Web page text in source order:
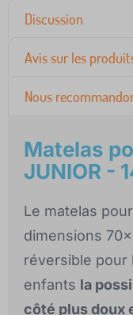
Discussion
Avis sur les
Nous
Matelas
JUNIOR -
Le matelas
dimensions
réversible pour
enfants la
côté plus doux